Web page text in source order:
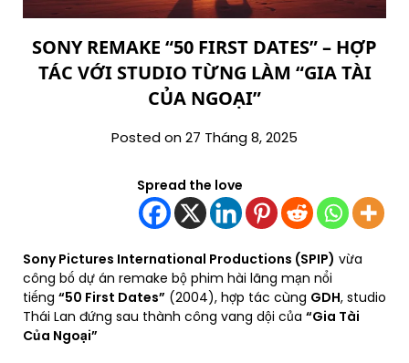
SONY REMAKE “50 FIRST DATES” – HỢP
TÁC VỚI STUDIO TỪNG LÀM “GIA TÀI
CỦA NGOẠI”
Posted on 27 Tháng 8, 2025
Spread the love
Sony Pictures International Productions (SPIP) vừa
công bố dự án remake bộ phim hài lãng mạn nổi
tiếng “50 First Dates” (2004), hợp tác cùng GDH, studio
Thái Lan đứng sau thành công vang dội của “Gia Tài
Của Ngoại”